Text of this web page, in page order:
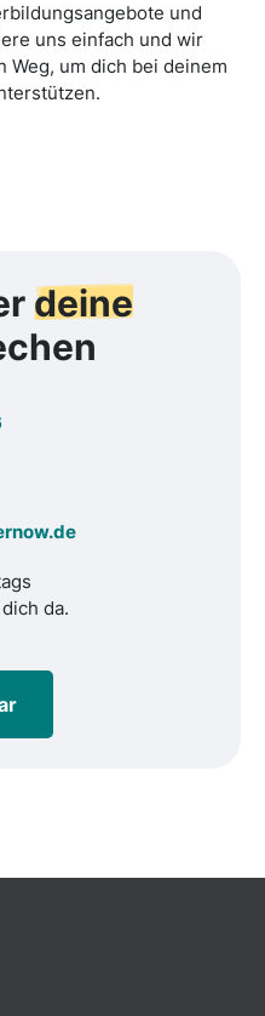
und
uns einfach und wir
Weg, um dich bei deinem
deine
da.